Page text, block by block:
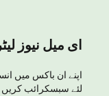
ای میل نیوز لیٹر
اپنے ان باکس میں
لئے سبسکرائب